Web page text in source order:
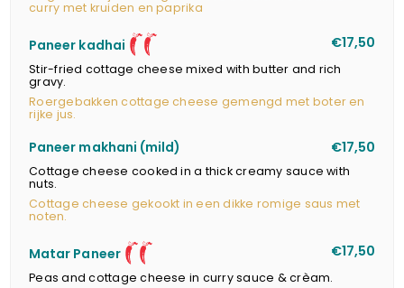
curry met kruiden en paprika
Paneer kadhai 12 €17,50
Stir-fried cottage cheese mixed with butter and rich
gravy.
Roergebakken cottage cheese gemengd met boter en
rijke jus.
Paneer makhani (mild) €17,50
Cottage cheese cooked in a thick creamy sauce with
nuts.
Cottage cheese gekookt in een dikke romige saus met
noten.
Matar Paneer 12 €17,50
Peas and cottage cheese in curry sauce & crèam.